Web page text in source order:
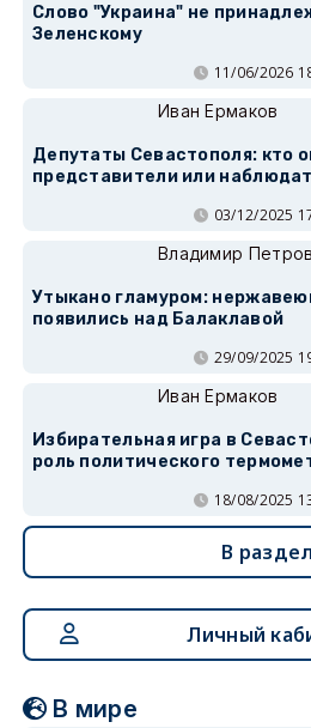
Слово "Украина" не
Зеленскому
11/06/2026
Иван Ермаков
Депутаты Севастополя: кто
представители или
03/12/2025
Владимир Петров
Утыкано гламуром:
появились над Балаклавой
29/09/2025
Иван Ермаков
Избирательная игра в
роль политического
18/08/2025
В раздел
Личный
В мире